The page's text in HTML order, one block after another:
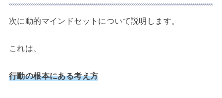
次に動的マインドセットについて説明します。
これは、
行動の根本にある考え方